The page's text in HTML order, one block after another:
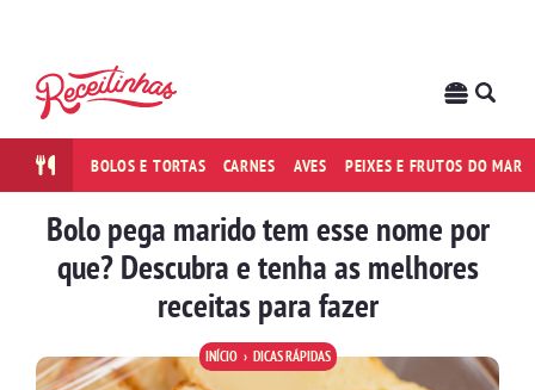
BOLOS E TORTAS CARNES AVES PEIXES E FRUTOS DO MAR
Bolo pega marido tem esse nome por
que? Descubra e tenha as melhores
receitas para fazer
INÍCIO DICAS RÁPIDAS